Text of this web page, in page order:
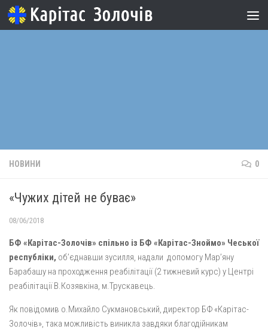
Skip to content
НОВИНИ 0
«Чужих дітей не буває»
08/06/2018
БФ «Карітас-Золочів» спільно із БФ «Карітас-Зноймо» Чеської
республіки, об’єднавши зусилля, надали допомогу Мар’яну
Барабашу на проходження реабілітації (2 тижневий курс) у Центрі
реабілітації В.Козявкіна, м.Трускавець.
Як повідомив о.Михайло Сукмановський, директор БФ «Карітас-
Золочів», така можливість виникла завдяки благодійникам